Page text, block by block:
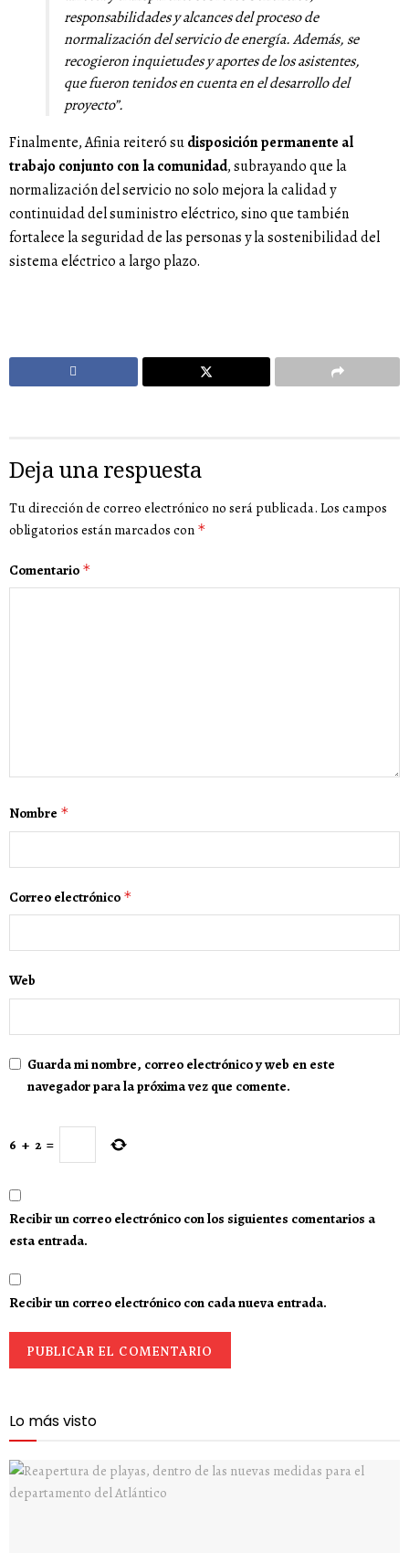
responsabilidades y alcances del proceso de
normalización del servicio de energía. Además, se
recogieron inquietudes y aportes de los asistentes,
que fueron tenidos en cuenta en el desarrollo del
proyecto”.
Finalmente, Afinia reiteró sudisposición permanente al
trabajo conjunto con la comunidad, subrayando que la
normalización del servicio no solo mejora la calidad y
continuidad del suministro eléctrico, sino que también
fortalece la seguridad de las personas y la sostenibilidad del
sistema eléctrico a largo plazo.
Deja una respuesta
Tu dirección de correo electrónico no será publicada. Los campos
obligatorios están marcados con *
Comentario *
Nombre *
Correo electrónico *
Web
Guarda mi nombre, correo electrónico y web en este
navegador para la próxima vez que comente.
6 + 2 =
Recibir un correo electrónico con los siguientes comentarios a
esta entrada.
Recibir un correo electrónico con cada nueva entrada.
Lo más visto